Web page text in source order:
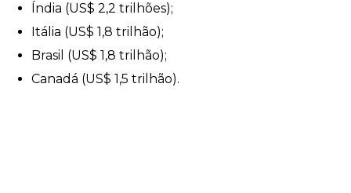
Índia (US$ 2,2 trilhões);
Itália (US$ 1,8 trilhão);
Brasil (US$ 1,8 trilhão);
Canadá (US$ 1,5 trilhão).